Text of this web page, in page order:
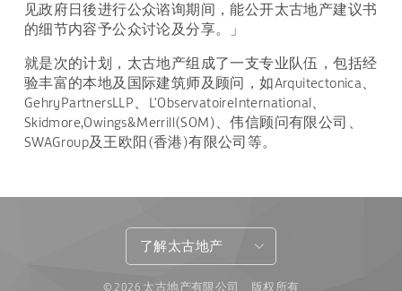
见政府日後进行公众谘询期间，能公开太古地产建议书
的细节内容予公众讨论及分享。」
就是次的计划，太古地产组成了一支专业队伍，包括经
验丰富的本地及国际建筑师及顾问，如Arquitectonica、
GehryPartnersLLP、L'ObservatoireInternational、
Skidmore,Owings&Merrill(SOM)、伟信顾问有限公司、
SWAGroup及王欧阳(香港)有限公司等。
了解太古地产
© 2026 太古地产有限公司 版权所有